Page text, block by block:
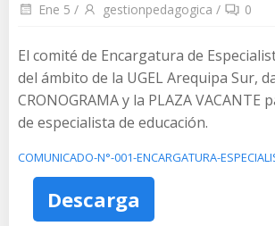
Ene 5 / gestionpedagogica / 0
El comité de Encargatura de
del ámbito de la UGEL Arequipa Sur,
CRONOGRAMA y la PLAZA VACANTE
de especialista de educación.
COMUNICADO-N°-001-ENCARGATURA-
Descarga